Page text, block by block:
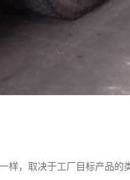
样，取决于工厂目标产品